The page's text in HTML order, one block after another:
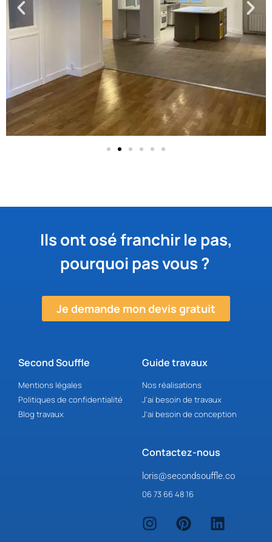
Ils ont osé franchir le pas,
pourquoi pas vous ?
Je demande mon devis gratuit
Guide travaux
Nos réalisations
J'ai besoin de travaux
J'ai besoin de conception
Second Souffle
Mentions légales
Politiques de confidentialité
Blog travaux
Contactez-nous
loris@secondsouffle.co
06 73 66 48 16